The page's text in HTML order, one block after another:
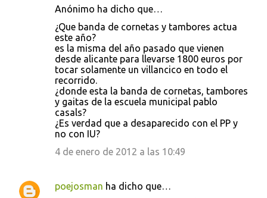
Anónimo ha dicho que…
¿Que banda de cornetas y tambores actua
este año?
es la misma del año pasado que vienen
desde alicante para llevarse 1800 euros por
tocar solamente un villancico en todo el
recorrido.
¿donde esta la banda de cornetas, tambores
y gaitas de la escuela municipal pablo
casals?
¿Es verdad que a desaparecido con el PP y
no con IU?
4 de enero de 2012 a las 10:49
poejosman ha dicho que…